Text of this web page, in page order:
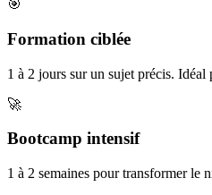
🎯
Formation ciblée
1 à 2 jours sur un sujet précis.
🚀
Bootcamp intensif
1 à 2 semaines pour transformer le